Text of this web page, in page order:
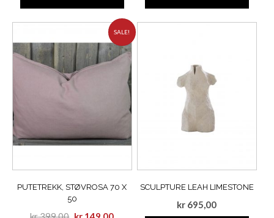
SALE!
PUTETREKK, STØVROSA 70 X
50
SCULPTURE LEAH LIMESTONE
kr 695,00